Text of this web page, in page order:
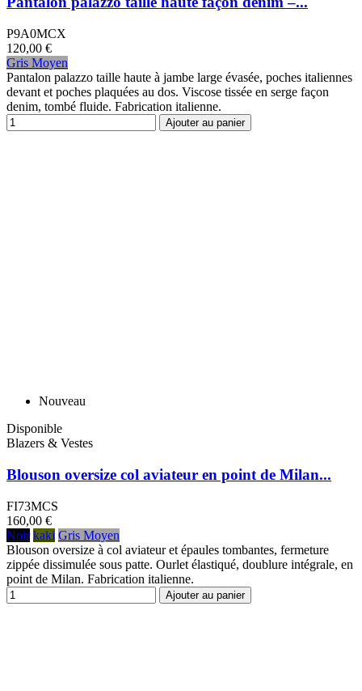
P9A0MCX
120,00 €
Gris Moyen
Pantalon palazzo taille haute à jambe large évasée, poches italiennes
devant et poches plaquées au dos. Viscose tissée en serge façon
denim, tombé fluide. Fabrication italienne.
Ajouter au panier
Nouveau
Disponible
Blazers & Vestes
Blouson oversize col aviateur en point de Milan...
FI73MCS
160,00 €
Noir kaki Gris Moyen
Blouson oversize à col aviateur et épaules tombantes, fermeture
zippée dissimulée sous patte. Ourlet élastiqué, doublure intégrale, en
point de Milan. Fabrication italienne.
Ajouter au panier